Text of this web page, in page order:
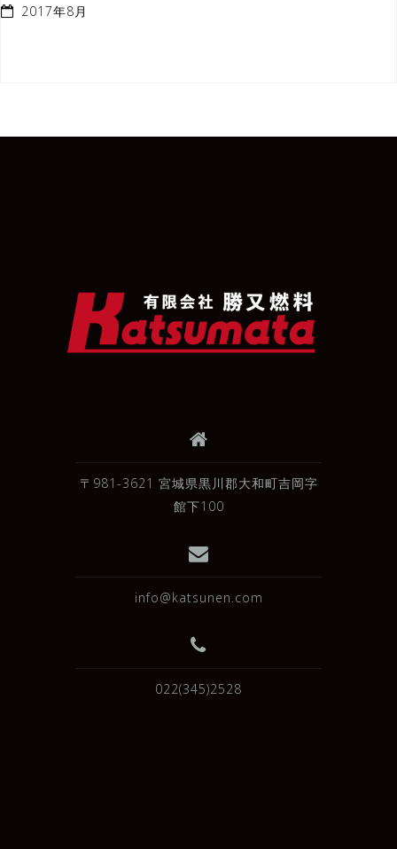
2017年8月
〒981-3621 宮城県黒川郡大和町吉岡字
館下100
info@katsunen.com
022(345)2528